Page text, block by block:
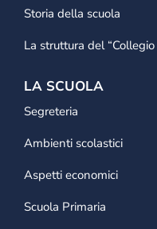
Storia della scuola
La struttura del “Collegio
LA SCUOLA
Segreteria
Ambienti scolastici
Aspetti economici
Scuola Primaria